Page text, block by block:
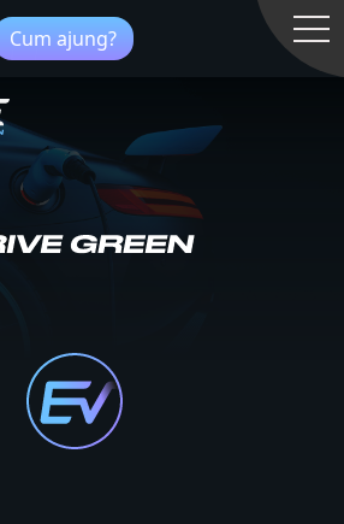
Cum ajung?